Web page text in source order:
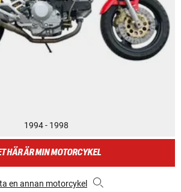
1994 - 1998
HÄR ÄR MIN MOTORCYKEL
en annan motorcykel